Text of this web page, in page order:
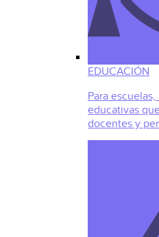
EDUCACIÓN
Para
educativas
docentes y